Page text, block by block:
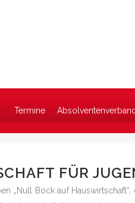
Termine
FÜR
„Null Bock auf